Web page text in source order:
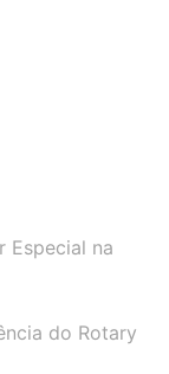
Especial na
do Rotary